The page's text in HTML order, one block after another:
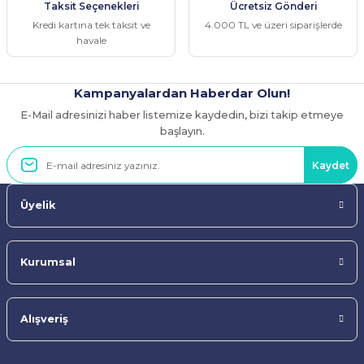
Bu ürüne benzer farklı alternatifler olmalı.
Gönder
Taksit Seçenekleri
Kredi kartına tek taksit ve
havale
Ücretsiz Gönderi
4.000 TL ve üzeri siparişlerde
Kampanyalardan Haberdar Olun!
E-Mail adresinizi haber listemize kaydedin, bizi takip etmeye
başlayın.
Kaydet
Üyelik
Kurumsal
Alışveriş